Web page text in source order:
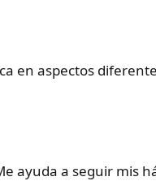
en aspectos
ayuda a seguir mis